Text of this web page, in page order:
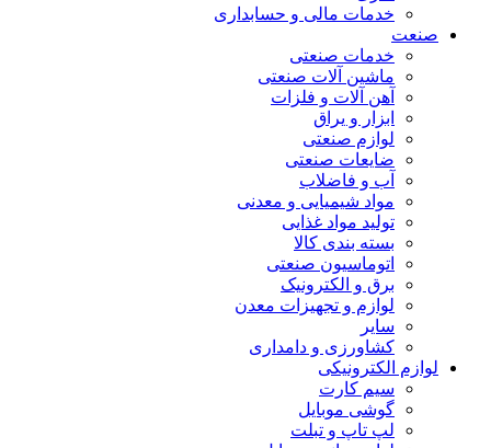
خدمات مالی و حسابداری
صنعت
خدمات صنعتی
ماشین آلات صنعتی
آهن آلات و فلزات
ابزار و یراق
لوازم صنعتی
ضایعات صنعتی
آب و فاضلاب
مواد شیمیایی و معدنی
تولید مواد غذایی
بسته بندی کالا
اتوماسیون صنعتی
برق و الکترونیک
لوازم و تجهیزات معدن
سایر
کشاورزی و دامداری
لوازم الکترونیکی
سیم کارت
گوشی موبایل
لپ تاپ و تبلت